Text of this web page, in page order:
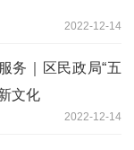
2022-12-14
务｜区民政局“五
文化
2022-12-14